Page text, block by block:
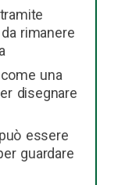
rimanere
una
disegnare
essere
guardare